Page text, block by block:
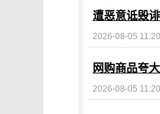
遭恶意诋毁
2026-08-05
网购商品夸
2026-08-05